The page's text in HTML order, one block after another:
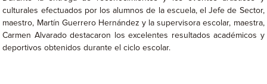
culturales efectuados por los alumnos de la escuela, el Jefe de Sector,
maestro, Martín Guerrero Hernández y la supervisora escolar, maestra,
Carmen Alvarado destacaron los excelentes resultados académicos y
deportivos obtenidos durante el ciclo escolar.